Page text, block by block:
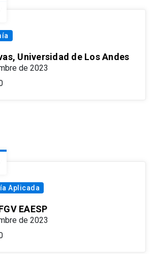
Universidad de Los Andes
de 2023
Aplicada
EAESP
de 2023